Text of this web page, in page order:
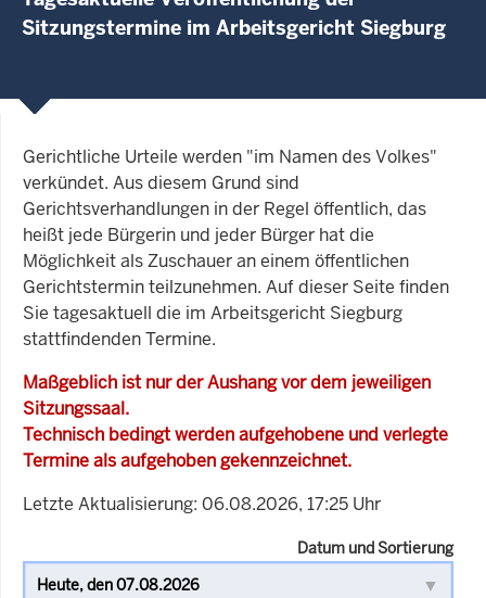
Sitzungstermine im Arbeitsgericht Siegburg
Gerichtliche Urteile werden "im Namen des Volkes"
verkündet. Aus diesem Grund sind
Gerichtsverhandlungen in der Regel öffentlich, das
heißt jede Bürgerin und jeder Bürger hat die
Möglichkeit als Zuschauer an einem öffentlichen
Gerichtstermin teilzunehmen. Auf dieser Seite finden
Sie tagesaktuell die im Arbeitsgericht Siegburg
stattfindenden Termine.
Maßgeblich ist nur der Aushang vor dem jeweiligen
Sitzungssaal.
Technisch bedingt werden aufgehobene und verlegte
Termine als aufgehoben gekennzeichnet.
Letzte Aktualisierung: 06.08.2026, 17:25 Uhr
Datum und Sortierung